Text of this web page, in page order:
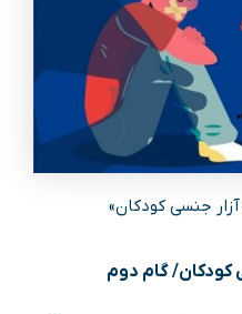
جنسی کودکان»
کودکان/ گام دوم